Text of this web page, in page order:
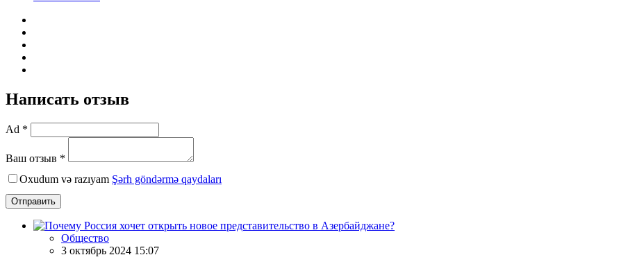
Написать отзыв
Ad *
Ваш отзыв *
Oxudum və razıyam Şərh göndərmə qaydaları
Отправить
Общество
3 октябрь 2024 15:07